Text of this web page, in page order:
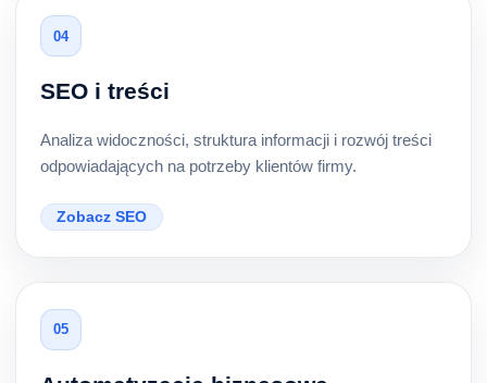
04
SEO i treści
Analiza widoczności, struktura informacji i rozwój treści
odpowiadających na potrzeby klientów firmy.
Zobacz SEO
05